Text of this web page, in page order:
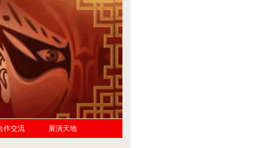
作交流 展演天地